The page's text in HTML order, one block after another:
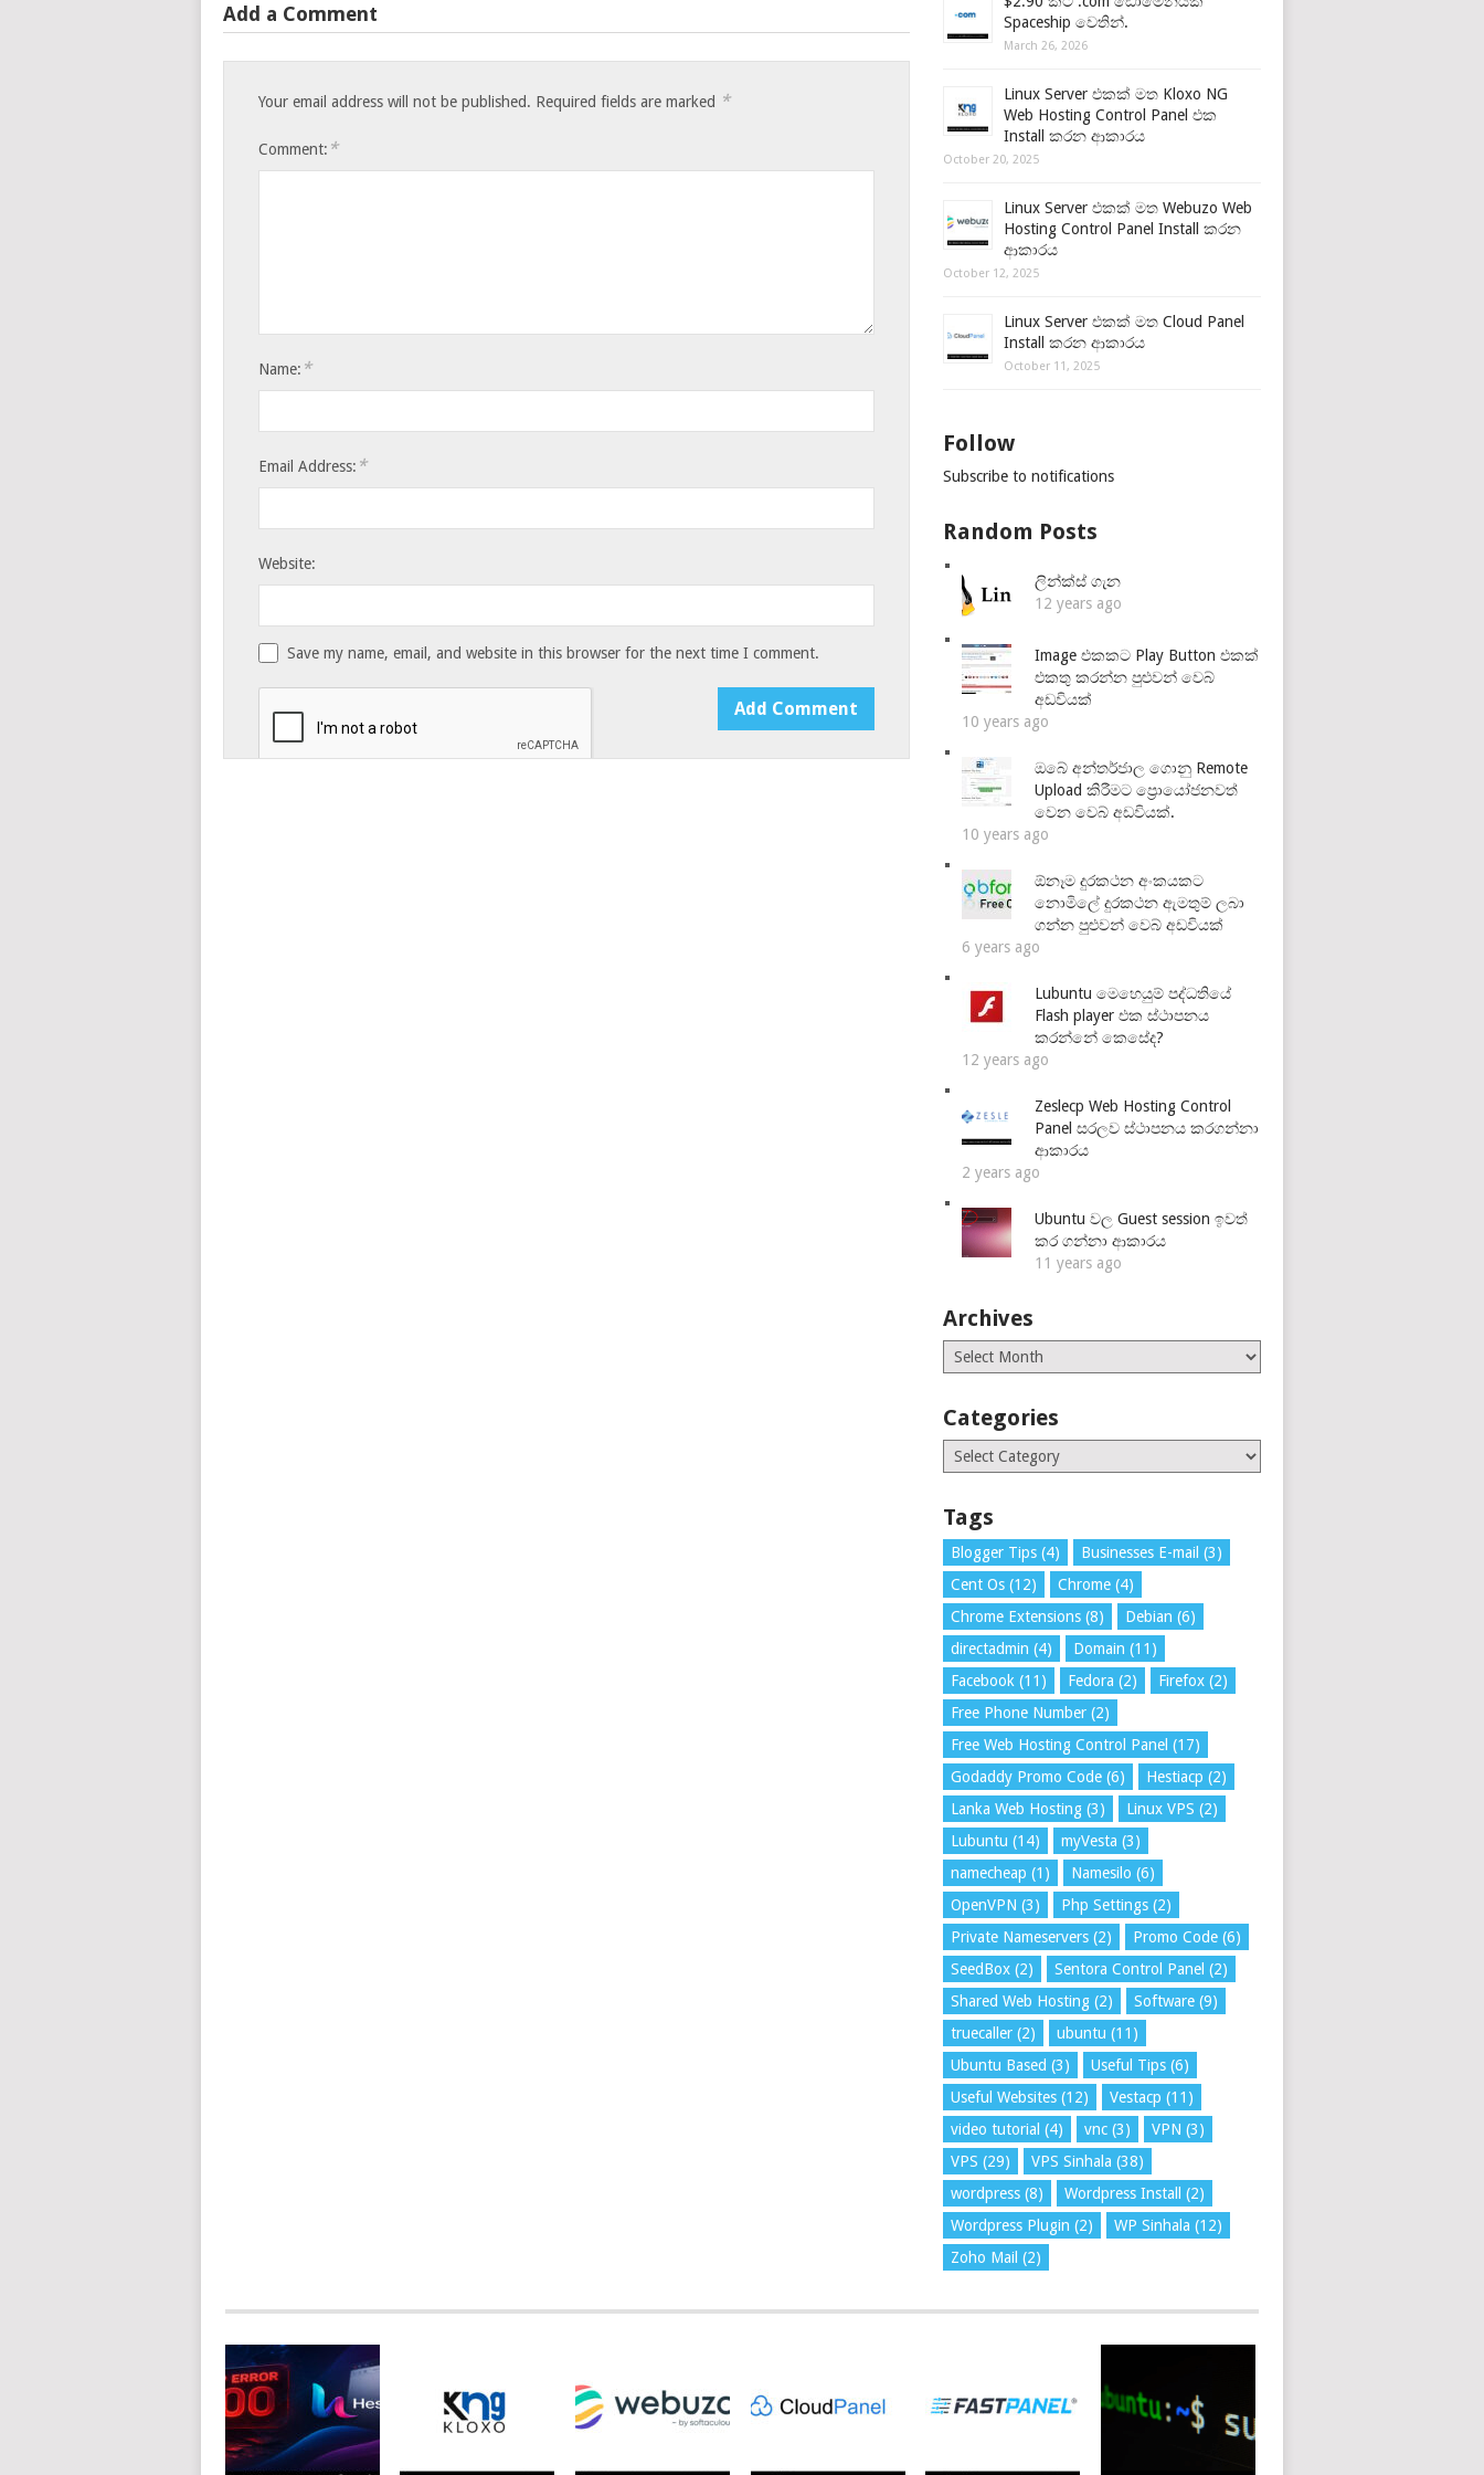
Add a Comment
Your email address will not be published. Required fields are marked *
Comment: *
Name: *
Email Address: *
Website:
Save my name, email, and website in this browser for the next time I comment.
Spaceship වෙතින්.
March 26, 2026
Linux Server එකක් මත Kloxo NG
Web Hosting Control Panel එක
Install කරන ආකාරය
October 20, 2025
Linux Server එකක් මත Webuzo Web
Hosting Control Panel Install කරන
ආකාරය
October 12, 2025
Linux Server එකක් මත Cloud Panel
Install කරන ආකාරය
October 11, 2025
Follow
Subscribe to notifications
Random Posts
ලින්ක්ස් ගැන
12 years ago
Image එකකට Play Button එකක්
එකතු කරන්න පුළුවන් වෙබ්
අඩවියක්
10 years ago
ඔබේ අන්තර්ජාල ගොනු Remote
Upload කිරීමට ප්‍රොයෝජනවත්
වෙන වෙබ් අඩවියක්.
10 years ago
ඕනෑම දුරකථන අංකයකට
නොමිලේ දුරකථන ඇමතුම් ලබා
ගන්න පුළුවන් වෙබ් අඩවියක්
6 years ago
Lubuntu මෙහෙයුම් පද්ධතියේ
Flash player එක ස්ථාපනය
කරන්නේ කෙසේද?
12 years ago
Zeslecp Web Hosting Control
Panel සරලව ස්ථාපනය කරගන්නා
ආකාරය
2 years ago
Ubuntu වල Guest session ඉවත්
කර ගන්නා ආකාරය
11 years ago
Archives
Archives
Categories
Categories
Tags
Blogger Tips (4) Businesses E-mail (3)
Cent Os (12) Chrome (4)
Chrome Extensions (8) Debian (6)
directadmin (4) Domain (11)
Facebook (11) Fedora (2) Firefox (2)
Free Phone Number (2)
Free Web Hosting Control Panel (17)
Godaddy Promo Code (6) Hestiacp (2)
Lanka Web Hosting (3) Linux VPS (2)
Lubuntu (14) myVesta (3)
namecheap (1) Namesilo (6)
OpenVPN (3) Php Settings (2)
Private Nameservers (2) Promo Code (6)
SeedBox (2) Sentora Control Panel (2)
Shared Web Hosting (2) Software (9)
truecaller (2) ubuntu (11)
Ubuntu Based (3) Useful Tips (6)
Useful Websites (12) Vestacp (11)
video tutorial (4) vnc (3) VPN (3)
VPS (29) VPS Sinhala (38)
wordpress (8) Wordpress Install
(2)
Wordpress Plugin (2) WP Sinhala (12)
Zoho Mail (2)